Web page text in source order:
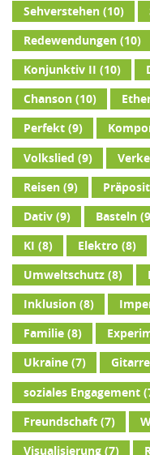
Sehverstehen(10)
Redewendungen(10)
Konjunktiv II (10)
Chanson(10)
Perfekt(9)
Volkslied (9)
Reisen(9)
Dativ(9) Basteln
KI (8) Elektro (8)
Umweltschutz(8)
Inklusion(8)
Familie(8)
Ukraine(7)
soziales Engagement
Freundschaft(7)
Visualisierung(7)